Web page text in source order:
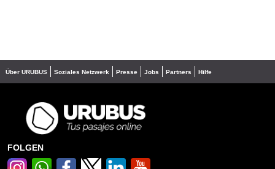
Über URUBUS Soziales Netzwerk Presse Jobs Partners Hilfe
FOLGEN